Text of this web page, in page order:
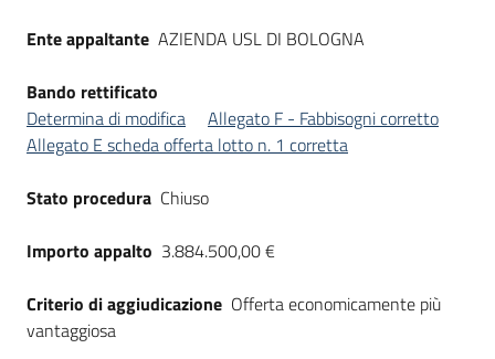
Ente appaltante AZIENDA USL DI BOLOGNA
Bando rettificato
Determina di modifica
Allegato F - Fabbisogni corretto
Allegato E scheda offerta lotto n. 1 corretta
Stato procedura Chiuso
Importo appalto 3.884.500,00 €
Criterio di aggiudicazione Offerta economicamente più
vantaggiosa